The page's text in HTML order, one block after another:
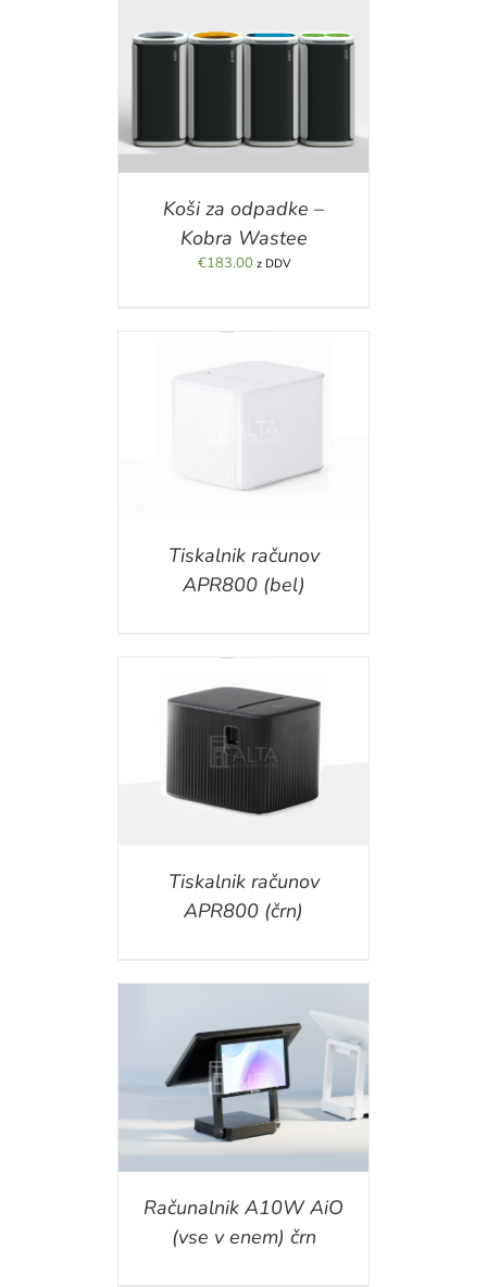
Koši za odpadke –
Kobra Wastee
€183.00 z DDV
Tiskalnik računov
APR800 (bel)
Tiskalnik računov
APR800 (črn)
Računalnik A10W AiO
(vse v enem) črn